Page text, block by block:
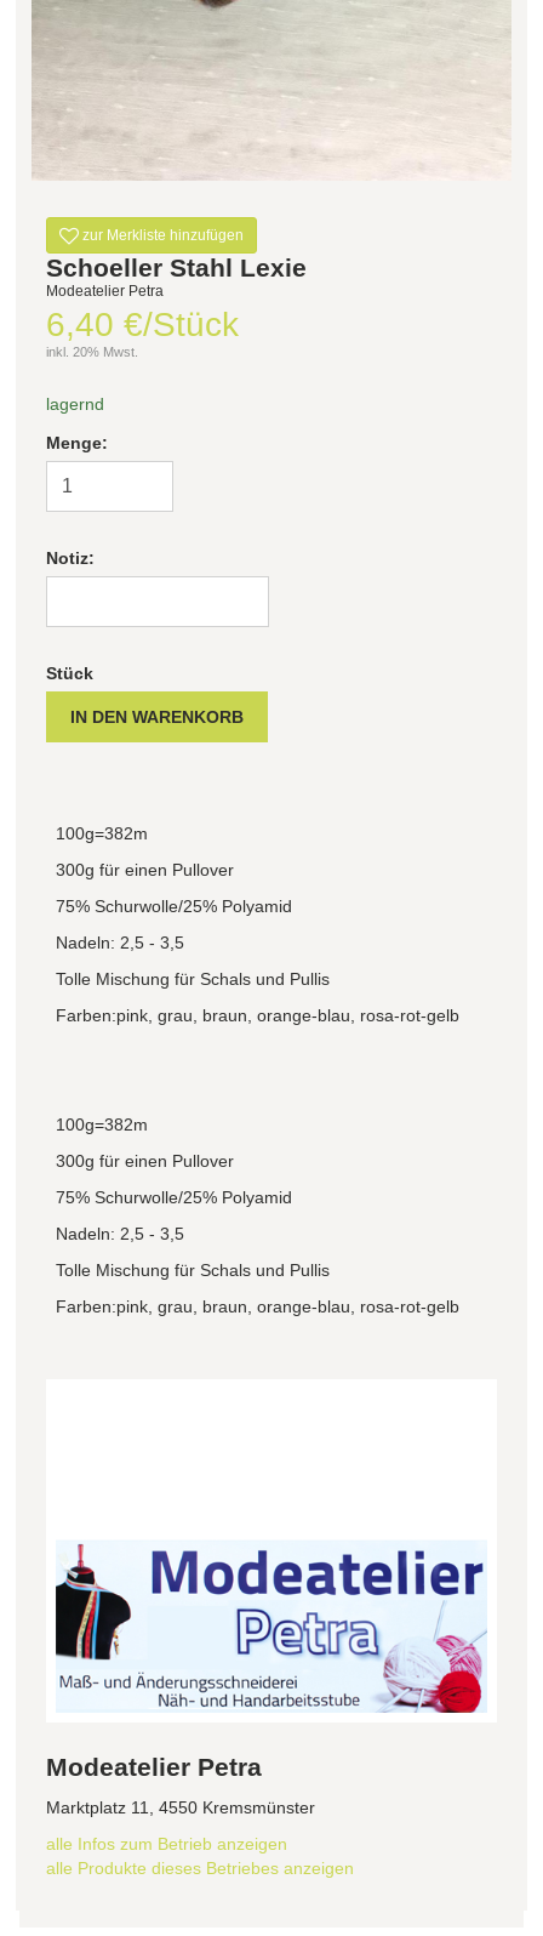
zur Merkliste hinzufügen
Schoeller Stahl Lexie
Modeatelier Petra
6,40 €/Stück
inkl. 20% Mwst.
lagernd
Menge:
Notiz:
Stück
100g=382m
300g für einen Pullover
75% Schurwolle/25% Polyamid
Nadeln: 2,5 - 3,5
Tolle Mischung für Schals und Pullis
Farben:pink, grau, braun, orange-blau, rosa-rot-gelb
100g=382m
300g für einen Pullover
75% Schurwolle/25% Polyamid
Nadeln: 2,5 - 3,5
Tolle Mischung für Schals und Pullis
Farben:pink, grau, braun, orange-blau, rosa-rot-gelb
Modeatelier Petra
Marktplatz 11, 4550 Kremsmünster
alle Infos zum Betrieb anzeigen
alle Produkte dieses Betriebes anzeigen